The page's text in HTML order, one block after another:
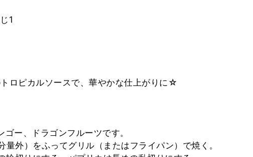
1
ロピカルソースで、華やかな仕上がりに☆
ー、ドラゴンフルーツです。
外）をふってグリル（またはフライパン）で焼く。